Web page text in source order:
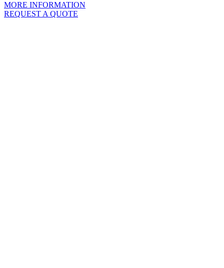
MORE INFORMATION
REQUEST A QUOTE